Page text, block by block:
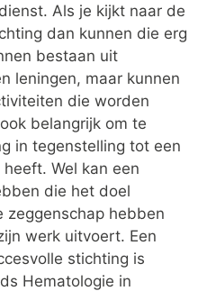
Als je kijkt naar de
dan kunnen die erg
bestaan uit
leningen, maar kunnen
die worden
belangrijk om te
in tegenstelling tot een
Wel kan een
die het doel
zeggenschap hebben
werk uitvoert. Een
stichting is
Hematologie in